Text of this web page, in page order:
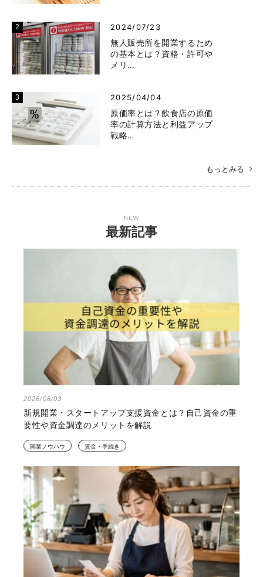
2024/07/23
無人販売所を開業するため
の基本とは？資格・許可や
メリ…
2025/04/04
原価率とは？飲食店の原価
率の計算方法と利益アップ
戦略…
もっとみる
NEW
最新記事
2026/08/03
新規開業・スタートアップ支援資金とは？自己資金の重
要性や資金調達のメリットを解説
開業ノウハウ 資金・手続き